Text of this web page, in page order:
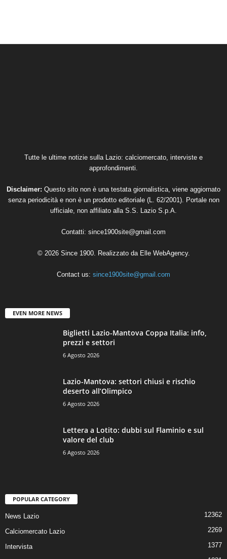
Tutte le ultime notizie sulla Lazio: calciomercato, interviste e
approfondimenti.
Disclaimer: Questo sito non è una testata giornalistica, viene aggiornato
senza periodicità e non è un prodotto editoriale (L. 62/2001). Portale non
ufficiale, non affiliato alla S.S. Lazio S.p.A.
Contatti: since1900site@gmail.com
© 2026 Since 1900. Realizzato da Elle WebAgency.
Contact us: since1900site@gmail.com
EVEN MORE NEWS
Biglietti Lazio-Mantova Coppa Italia: info,
prezzi e settori
6 Agosto 2026
Lazio-Mantova: settori chiusi e rischio
deserto all’Olimpico
6 Agosto 2026
Lettera a Lotito: dubbi sul Flaminio e sul
valore del club
6 Agosto 2026
POPULAR CATEGORY
News Lazio 12362
Calciomercato Lazio 2269
Intervista 1377